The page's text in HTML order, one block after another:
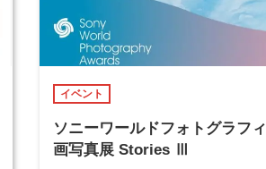
イベント
ソニーワールドフォトグラフ
画写真展 Stories Ⅲ